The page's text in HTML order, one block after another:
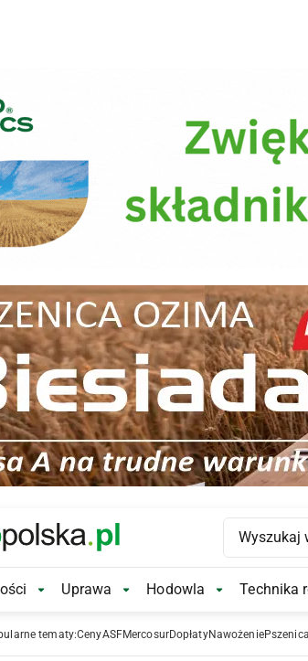
Aktualności Submenu
Uprawa Uprawa Submenu
Hodowla Hodowla
Technika
tematy:CenyASFMercosurDopłatyNawożeniePszenica